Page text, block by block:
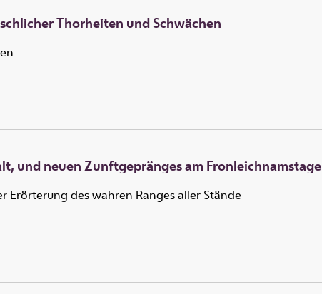
Thorheiten und Schwächen
und neuen Zunftgepränges am Fronleichnamstage
Erörterung des wahren Ranges aller Stände